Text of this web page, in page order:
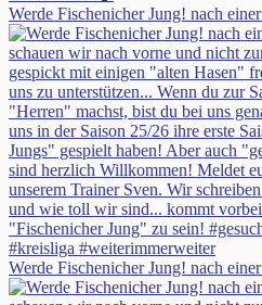
Werde Fischenicher Jung! nach
Werde Fischenicher Jung! nach